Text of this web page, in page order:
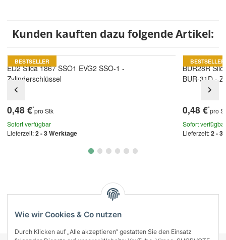
Kunden kauften dazu folgende Artikel:
BESTSELLER
ED2 Silca 1867 SSO1 EVG2 SSO-1 -
Zylinderschlüssel
0,48 €*pro Stk
Sofort verfügbar
Lieferzeit:2 - 3 Werktage
BESTSELLER
BUR28R
BUR-31D -
0,48 €*pro
Sofort verfügbar
Lieferzeit:2 - 3
Wie wir Cookies & Co nutzen
Durch Klicken auf „Alle akzeptieren“ gestatten Sie den Einsatz